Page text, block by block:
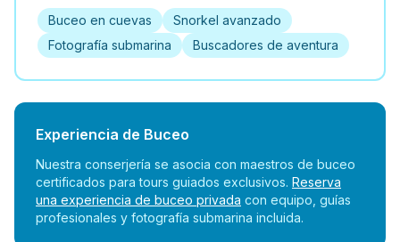
Buceo en cuevas
Snorkel avanzado
Fotografía submarina
Buscadores de aventura
Experiencia de Buceo
Nuestra conserjería se asocia con maestros de buceo
certificados para tours guiados exclusivos. Reserva
una experiencia de buceo privada con equipo, guías
profesionales y fotografía submarina incluida.